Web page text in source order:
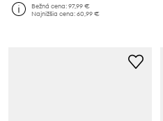
Bežná cena:97,99 €
Najnižšia cena:60,99 €